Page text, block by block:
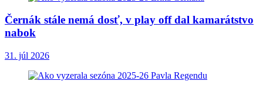
Černák stále nemá dosť, v play off dal kamarátstvo
nabok
31. júl 2026